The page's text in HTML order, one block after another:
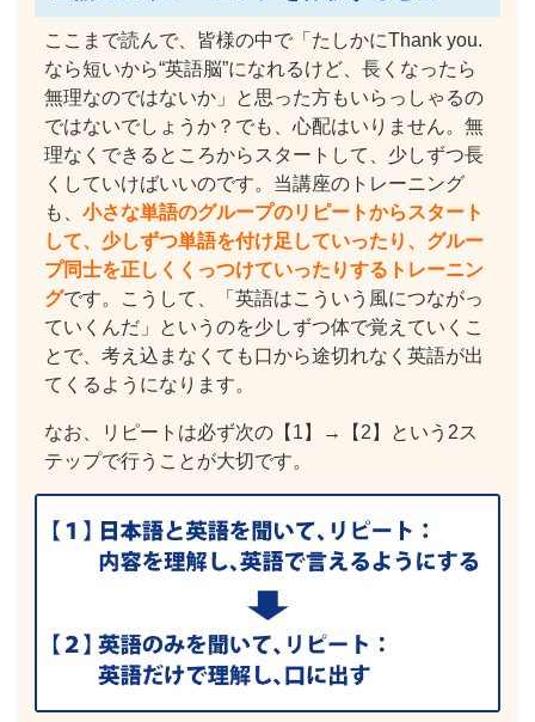
ここまで読んで、皆様の中で「たしかにThank you.
なら短いから“英語脳”になれるけど、長くなったら
無理なのではないか」と思った方もいらっしゃるの
ではないでしょうか？でも、心配はいりません。無
理なくできるところからスタートして、少しずつ長
くしていけばいいのです。当講座のトレーニング
も、 小さな単語のグループのリピートからスタート
して、少しずつ単語を付け足していったり、グルー
プ同士を正しくくっつけていったりするトレーニン
グです。こうして、「英語はこういう風につながっ
ていくんだ」というのを少しずつ体で覚えていくこ
とで、考え込まなくても口から途切れなく英語が出
てくるようになります。
なお、リピートは必ず次の【1】→【2】という2ス
テップで行うことが大切です。